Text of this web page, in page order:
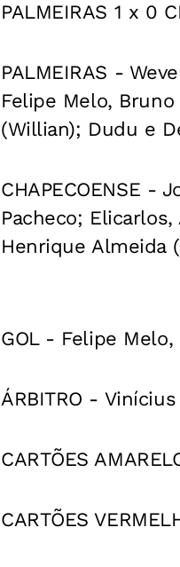
PALMEIRAS 1 x 0
PALMEIRAS -
Felipe Melo, Bruno
(Willian); Dudu e
CHAPECOENSE -
Pacheco;
Henrique Almeida
GOL - Felipe
ÁRBITRO -
CARTÕES
CARTÕES